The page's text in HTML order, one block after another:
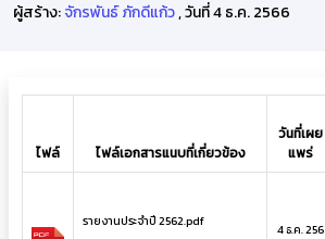
ผู้สร้าง:จักรพันธ์ ภักดีแก้ว, วันที่ 4 ธ.ค. 2566
ไฟล์ ไฟล์เอกสารแนบที่เกี่ยวข้อง
วันที่เผย
แพร่
รายงานประจำปี 2562.pdf
4 ธ.ค. 256